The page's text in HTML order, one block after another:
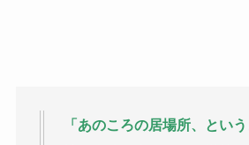
「あのころの居場所、とい